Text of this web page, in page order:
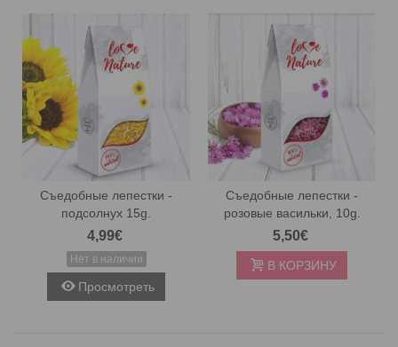
Съедобные лепестки -
подсолнух 15g.
4,99€
Нет в наличии
Просмотреть
Съедобные лепестки -
розовые васильки, 10g.
5,50€
В КОРЗИНУ